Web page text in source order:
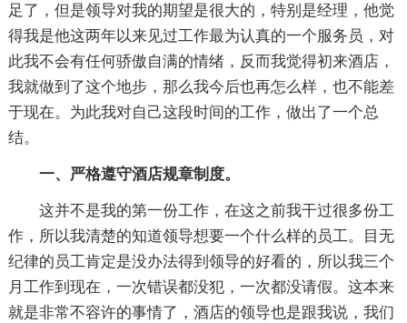
足了，但是领导对我的期望是很大的，特别是经理，他觉
得我是他这两年以来见过工作最为认真的一个服务员，对
此我不会有任何骄傲自满的情绪，反而我觉得初来酒店，
我就做到了这个地步，那么我今后也再怎么样，也不能差
于现在。为此我对自己这段时间的工作，做出了一个总
结。
一、严格遵守酒店规章制度。
这并不是我的第一份工作，在这之前我干过很多份工
作，所以我清楚的知道领导想要一个什么样的员工。目无
纪律的员工肯定是没办法得到领导的好看的，所以我三个
月工作到现在，一次错误都没犯，一次都没请假。这本来
就是非常不容许的事情了，酒店的领导也是跟我说，我们